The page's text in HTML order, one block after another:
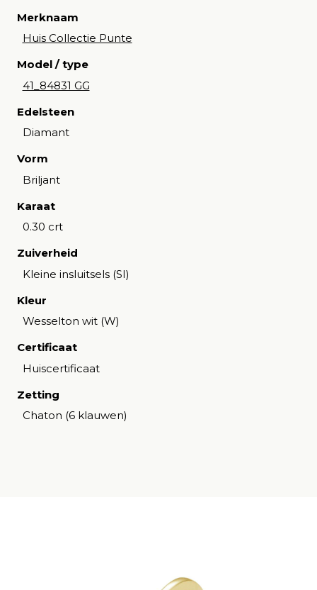
Merknaam
Huis Collectie Punte
Model / type
41_84831 GG
Edelsteen
Diamant
Vorm
Briljant
Karaat
0.30 crt
Zuiverheid
Kleine insluitsels (SI)
Kleur
Wesselton wit (W)
Certificaat
Huiscertificaat
Zetting
Chaton (6 klauwen)